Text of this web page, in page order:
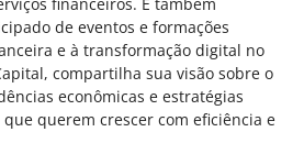
de eventos e formações
e à transformação digital no
compartilha sua visão sobre o
econômicas e estratégias
querem crescer com eficiência e